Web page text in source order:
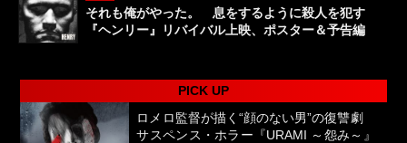
それも俺がやった。 息をするように殺人を犯す
『ヘンリー』リバイバル上映、ポスター＆予告編
PICK UP
ロメロ監督が描く“顔のない男”の復讐劇
サスペンス・ホラー『URAMI ～怨み～』